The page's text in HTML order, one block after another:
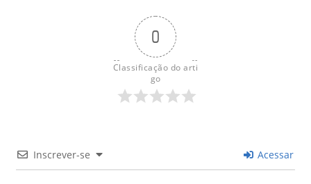
0
Classificação do arti
go
Inscrever-se Acessar